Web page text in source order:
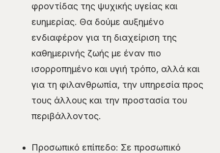
φροντίδας της ψυχικής υγείας και
ευημερίας. Θα δούμε αυξημένο
ενδιαφέρον για τη διαχείριση της
καθημερινής ζωής με έναν πιο
ισορροπημένο και υγιή τρόπο, αλλά και
για τη φιλανθρωπία, την υπηρεσία προς
τους άλλους και την προστασία του
περιβάλλοντος.
Προσωπικό επίπεδο: Σε προσωπικό